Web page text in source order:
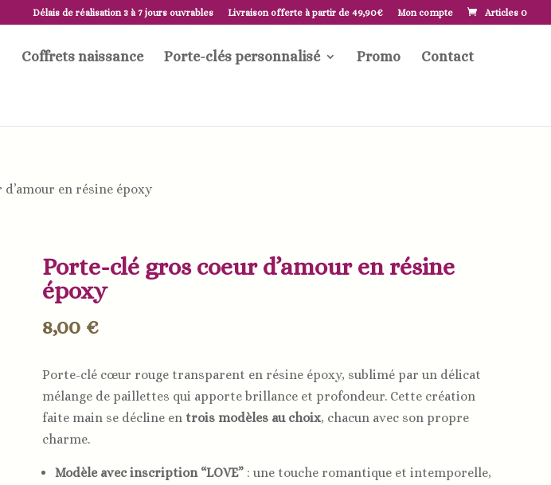
Délais de réalisation 3 à 7 jours ouvrables Livraison offerte à partir de 49,90€ Mon compte Articles 0
Coffrets naissance Porte-clés personnalisé Promo Contact
en résine époxy
Porte-clé gros coeur d’amour en résine
époxy
8,00 €
Porte-clé cœur rouge transparent en résine époxy, sublimé par un délicat
mélange de paillettes qui apporte brillance et profondeur. Cette création
faite main se décline en trois modèles au choix, chacun avec son propre
charme.
Modèle avec inscription “LOVE” : une touche romantique et intemporelle,